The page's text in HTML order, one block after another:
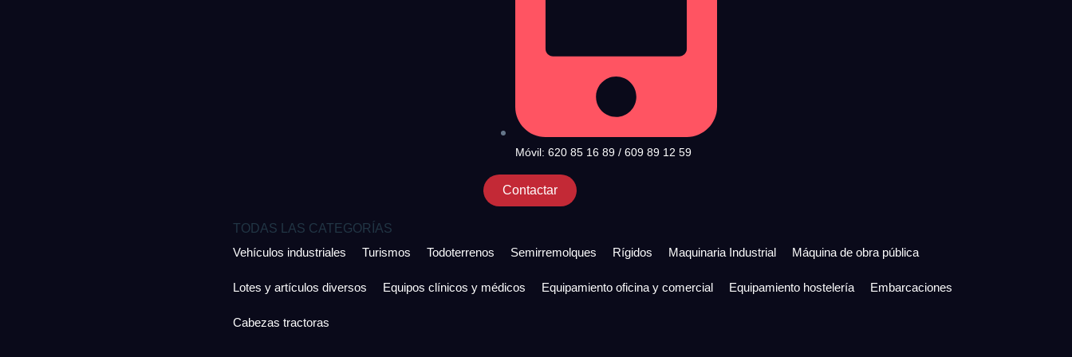
Móvil: 620 85 16 89 / 609 89 12 59
Contactar
TODAS LAS CATEGORÍAS
Vehículos industriales
Turismos Todoterrenos Semirremolques Rígidos Maquinaria Industrial Máquina de obra pública
Lotes y artículos diversos Equipos clínicos y médicos Equipamiento oficina y comercial Equipamiento hostelería Embarcaciones
Cabezas tractoras